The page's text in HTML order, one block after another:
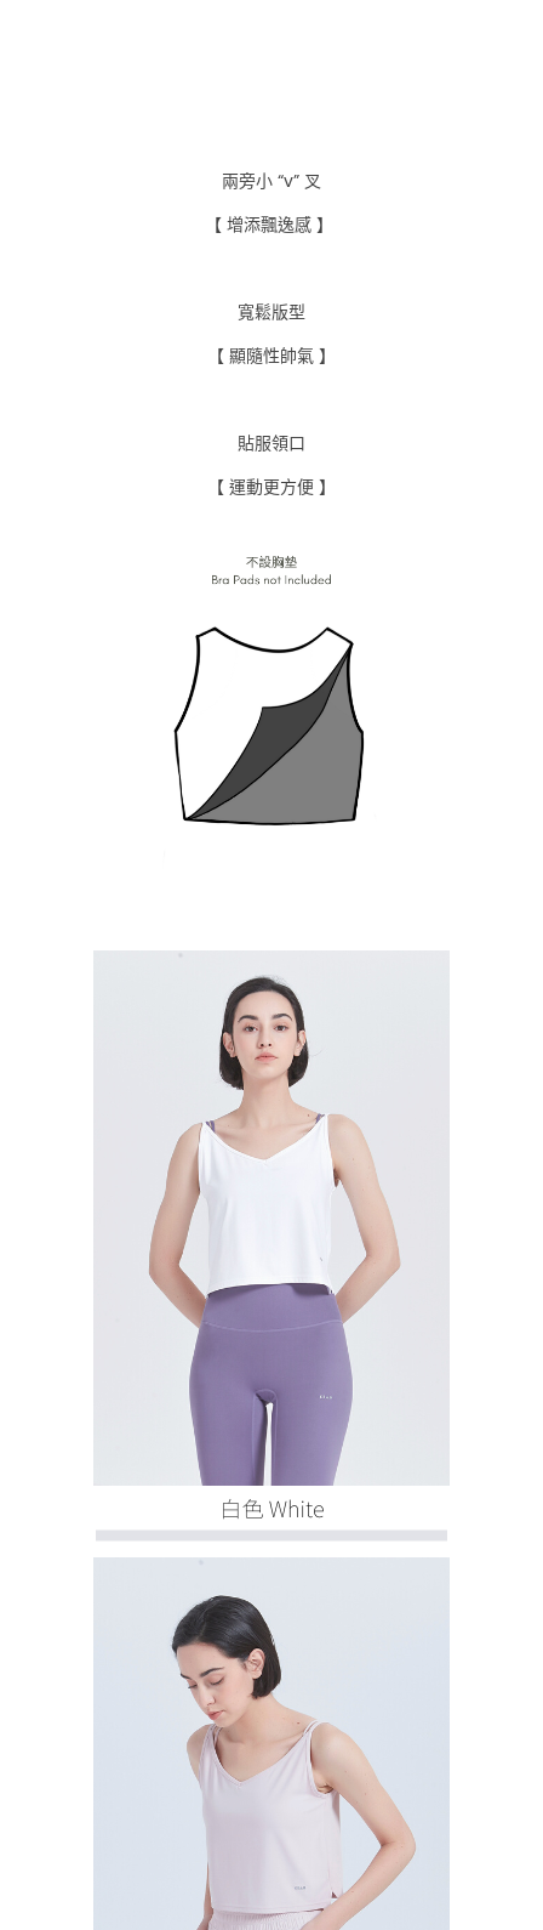
兩旁小 “v” 叉
【 增添飄逸感 】
寬鬆版型
【 顯隨性帥氣 】
貼服領口
【 運動更方便 】